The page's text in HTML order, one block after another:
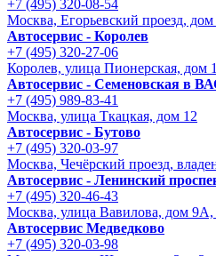
+7 (495) 320-08-54
Москва, Егорьевский проезд, дом
Автосервис - Королев
+7 (495) 320-27-06
Королев, улица Пионерская, дом
Автосервис - Семеновская в
+7 (495) 989-83-41
Москва, улица Ткацкая, дом 12
Автосервис - Бутово
+7 (495) 320-03-97
Москва, Чечёрский проезд,
Автосервис - Ленинский
+7 (495) 320-46-43
Москва, улица Вавилова, дом 9A,
Автосервис Медведково
+7 (495) 320-03-98